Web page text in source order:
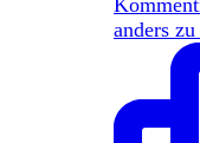
anders